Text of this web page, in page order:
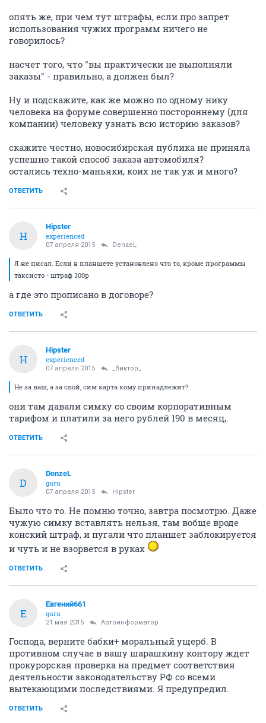
опять же, при чем тут штрафы, если про запрет
использования чужих программ ничего не
говорилось?
насчет того, что "вы практически не выполняли
заказы" - правильно, а должен был?
Ну и подскажите, как же можно по одному нику
человека на форуме совершенно постороннему (для
компании) человеку узнать всю историю заказов?
скажите честно, новосибирская публика не приняла
успешно такой способ заказа автомобиля?
остались техно-маньяки, коих не так уж и много?
ОТВЕТИТЬ
H
Hipster
experienced
07 апреля 2015 DenzeL
Я же писал. Если в планшете установлено что то, кроме программы
таксисто - штраф 300р
а где это прописано в договоре?
ОТВЕТИТЬ
H
Hipster
experienced
07 апреля 2015 _Виктор_
Не за ваш, а за свой, сим карта кому принадлежит?
они там давали симку со своим корпоративным
тарифом и платили за него рублей 190 в месяц,.
ОТВЕТИТЬ
D
DenzeL
guru
07 апреля 2015 Hipster
Было что то. Не помню точно, завтра посмотрю. Даже
чужую симку вставлять нельзя, там вобще вроде
конский штраф, и пугали что планшет заблокируется
и чуть и не взорвется в руках
ОТВЕТИТЬ
Е
Евгений661
guru
21 мая 2015 Автоинформатор
Господа, верните бабки+ моральный ущерб. В
противном случае в вашу шарашкину контору ждет
прокурорская проверка на предмет соответствия
деятельности законодательству РФ со всеми
вытекающими последствиями. Я предупредил.
ОТВЕТИТЬ